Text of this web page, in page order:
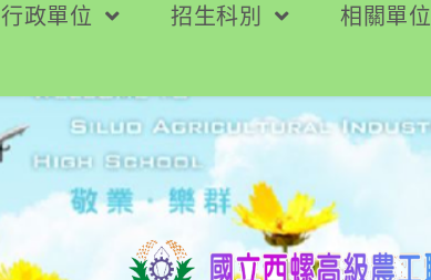
行政單位 招生科別 相關單位